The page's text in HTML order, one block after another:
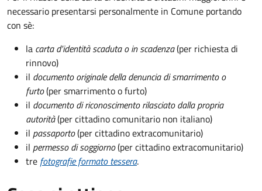
necessario presentarsi personalmente in Comune portando
con sè:
la carta d'identità scaduta o in scadenza(per richiesta di
rinnovo)
il documento originale della denuncia di smarrimento o
furto(per smarrimento o furto)
il documento di riconoscimento rilasciato dalla propria
autorità(per cittadino comunitario non italiano)
il passaporto(per cittadino extracomunitario)
il permesso di soggiorno(per cittadino extracomunitario)
tre fotografie formato tessera.